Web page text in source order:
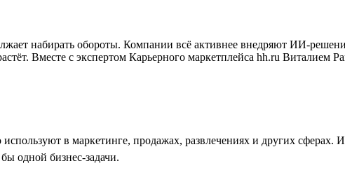
набирать обороты. Компании всё активнее внедряют
Вместе с экспертом Карьерного маркетплейса hh.ru Виталием
в маркетинге, продажах, развлечениях и других сферах.
одной бизнес-задачи.